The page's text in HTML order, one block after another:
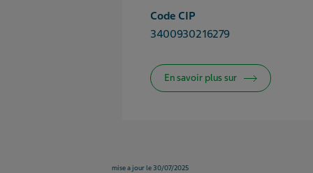
Code CIP
3400930216279
En savoir plus sur
mise a jour le 30/07/2025